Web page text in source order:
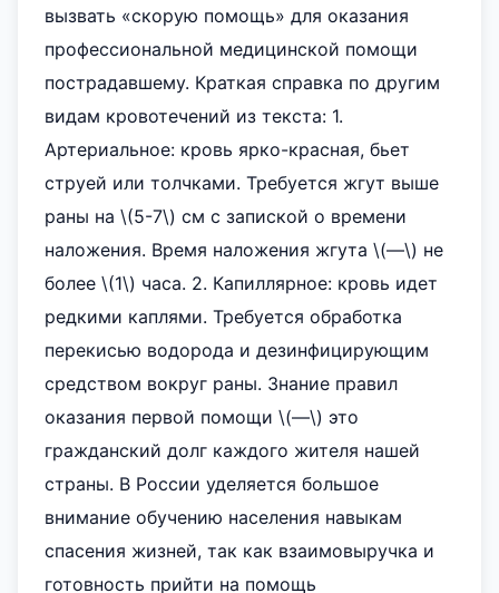
вызвать «скорую помощь» для оказания
профессиональной медицинской помощи
пострадавшему. Краткая справка по другим
видам кровотечений из текста: 1.
Артериальное: кровь ярко-красная, бьет
струей или толчками. Требуется жгут выше
раны на \(5-7\) см с запиской о времени
наложения. Время наложения жгута \(—\) не
более \(1\) часа. 2. Капиллярное: кровь идет
редкими каплями. Требуется обработка
перекисью водорода и дезинфицирующим
средством вокруг раны. Знание правил
оказания первой помощи \(—\) это
гражданский долг каждого жителя нашей
страны. В России уделяется большое
внимание обучению населения навыкам
спасения жизней, так как взаимовыручка и
готовность прийти на помощь